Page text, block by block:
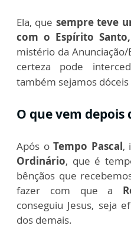
Ela, que sempre teve
com o Espírito Santo,
mistério da Anunciação/
certeza pode
também sejamos
O que vem depois
Após oTempo Pascal,
Ordinário, que é
bênçãos que
fazer com que a
conseguiu Jesus, seja
dos demais.